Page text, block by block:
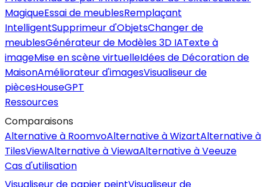
MagiqueEssai de meublesRemplaçant
IntelligentSupprimeur d'ObjetsChanger de
meublesGénérateur de Modèles 3D IATexte à
imageMise en scène virtuelleIdées de Décoration de
MaisonAméliorateur d'imagesVisualiseur de
piècesHouseGPT
Ressources
Comparaisons
Alternative à RoomvoAlternative à WizartAlternative à
TilesViewAlternative à ViewaAlternative à Veeuze
Cas d'utilisation